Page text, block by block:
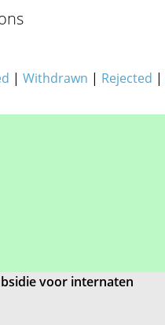
| Withdrawn | Rejected |
voor internaten